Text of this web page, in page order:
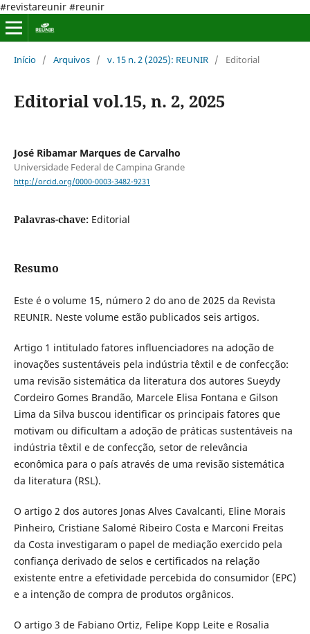
#revistareunir #reunir
Início / Arquivos / v. 15 n. 2 (2025): REUNIR / Editorial
Editorial vol.15, n. 2, 2025
José Ribamar Marques de Carvalho
Universidade Federal de Campina Grande
http://orcid.org/0000-0003-3482-9231
Palavras-chave: Editorial
Resumo
Este é o volume 15, número 2 do ano de 2025 da Revista
REUNIR. Neste volume estão publicados seis artigos.
Artigo 1 intitulado fatores influenciadores na adoção de
inovações sustentáveis pela indústria têxtil e de confecção:
uma revisão sistemática da literatura dos autores Sueydy
Cordeiro Gomes Brandão, Marcele Elisa Fontana e Gilson
Lima da Silva buscou identificar os principais fatores que
motivam ou dificultam a adoção de práticas sustentáveis na
indústria têxtil e de confecção, setor de relevância
econômica para o país através de uma revisão sistemática
da literatura (RSL).
O artigo 2 dos autores Jonas Alves Cavalcanti, Eline Morais
Pinheiro, Cristiane Salomé Ribeiro Costa e Marconi Freitas
da Costa investigaram o papel de mediação exercido pela
confiança derivado de selos e certificados na relação
existente entre a efetividade percebida do consumidor (EPC)
e a intenção de compra de produtos orgânicos.
O artigo 3 de Fabiano Ortiz, Felipe Kopp Leite e Rosalia